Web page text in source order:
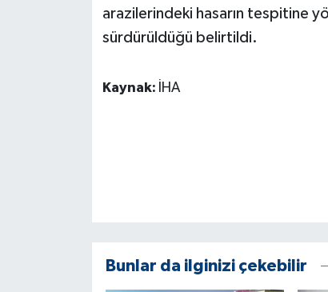
arazilerindeki hasarın tespitine
sürdürüldüğü belirtildi.
Kaynak: İHA
Bunlar da ilginizi çekebilir
POLİTİKA
ÜLKE GÜNDEMİ